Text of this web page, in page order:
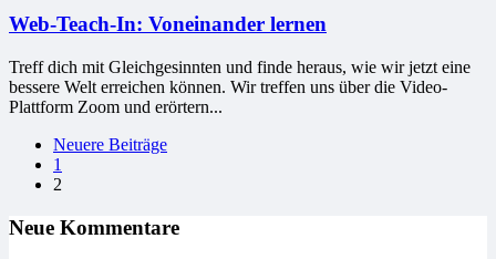
Web-Teach-In: Voneinander lernen
Treff dich mit Gleichgesinnten und finde heraus, wie wir jetzt eine
bessere Welt erreichen können. Wir treffen uns über die Video-
Plattform Zoom und erörtern...
Seitennummerierung
der
Neuere Beiträge
1
2
Neue Kommentare